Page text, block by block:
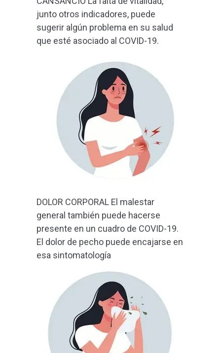
junto otros indicadores, puede
sugerir algún problema en su salud
que esté asociado al COVID-19.
DOLOR CORPORAL El malestar
general también puede hacerse
presente en un cuadro de COVID-19.
El dolor de pecho puede encajarse en
esa sintomatología